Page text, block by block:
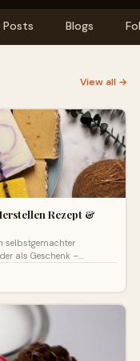
Blogs
View all →
Rezept &
selbstgemachter
als Geschenk –